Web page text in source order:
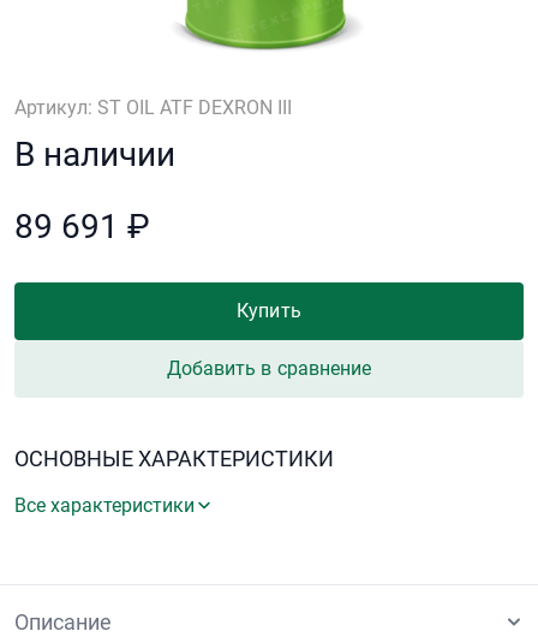
Артикул: ST OIL ATF DEXRON III
В наличии
89 691 ₽
Купить
Добавить в сравнение
ОСНОВНЫЕ ХАРАКТЕРИСТИКИ
Все характеристики
Описание